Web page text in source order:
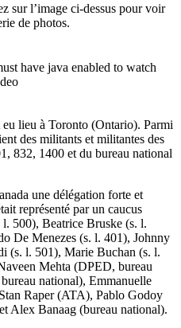
sur l’image ci-dessus pour voir
de photos.
have java enabled to watch
lieu à Toronto (Ontario). Parmi
des militants et militantes des
832, 1400 et du bureau national
une délégation forte et
représenté par un caucus
500), Beatrice Bruske (s. l.
De Menezes (s. l. 401), Johnny
(s. l. 501), Marie Buchan (s. l.
Mehta (DPED, bureau
national), Emmanuelle
Raper (ATA), Pablo Godoy
Alex Banaag (bureau national).